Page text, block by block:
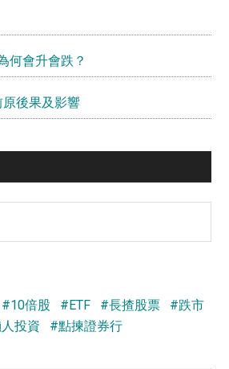
何會升會跌？
後果及影響
#10倍股 #ETF #長揸股票
#跌市
投資 #點揀證券行